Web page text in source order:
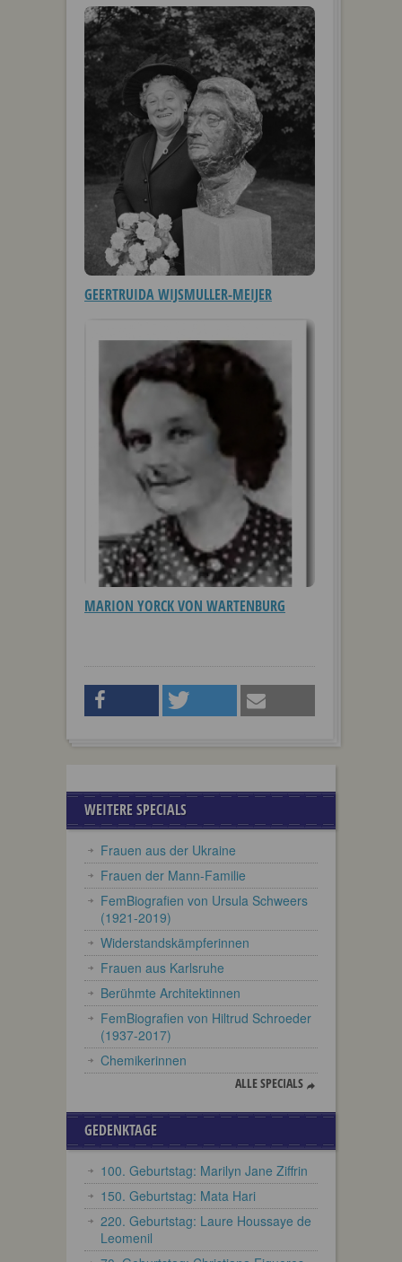
GEERTRUIDA WIJSMULLER-MEIJER
MARION YORCK VON WARTENBURG
WEITERE SPECIALS
Frauen aus der Ukraine
Frauen der Mann-Familie
FemBiografien von Ursula Schweers
(1921-2019)
Widerstandskämpferinnen
Frauen aus Karlsruhe
Berühmte Architektinnen
FemBiografien von Hiltrud Schroeder
(1937-2017)
Chemikerinnen
ALLE SPECIALS
GEDENKTAGE
100. Geburtstag: Marilyn Jane Ziffrin
150. Geburtstag: Mata Hari
220. Geburtstag: Laure Houssaye de
Leomenil